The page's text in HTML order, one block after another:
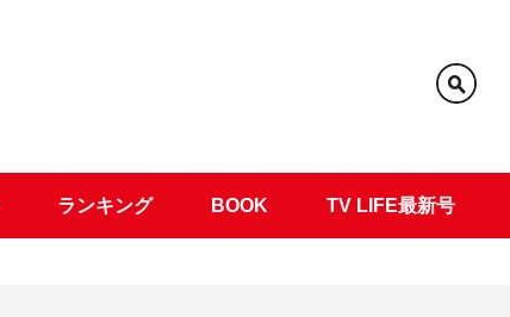
ランキング BOOK TV LIFE最新号